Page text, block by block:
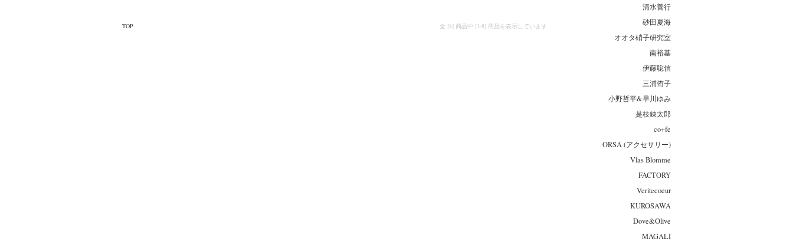
TOP 全 [8] 商品中 [1-8] 商品を表示しています
清水善行
砂田夏海
オオタ硝子研究室
南裕基
伊藤聡信
三浦侑子
小野哲平&早川ゆみ
是枝錬太郎
co+fe
ORSA (アクセサリー)
Vlas Blomme
FACTORY
Veritecoeur
KUROSAWA
Dove&Olive
MAGALI